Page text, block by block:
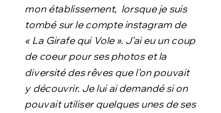
mon établissement, lorsque je suis
tombé sur le compte instagram de
« La Girafe qui Vole ». J’ai eu un coup
de coeur pour ses photos et la
diversité des rêves que l’on pouvait
y découvrir. Je lui ai demandé si on
pouvait utiliser quelques unes de ses